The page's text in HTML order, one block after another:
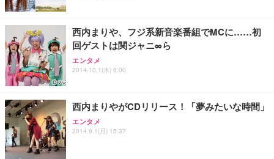
西内まりや、フジ系新音楽番組でMCに……初
回ゲストは関ジャニ∞ら
エンタメ
2014.10.1(水) 6:00
西内まりやがCDリリース！「夢みたいな時間」
エンタメ
2014.9.1(月) 15:37